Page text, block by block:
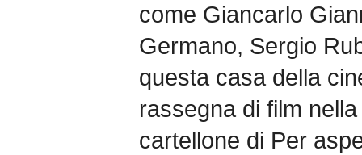
come Giancarlo
Germano, Sergio
questa casa della
rassegna di film
cartellone di Per